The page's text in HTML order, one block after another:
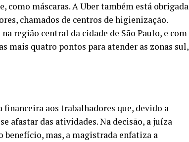
como máscaras. A Uber também está obrigada
chamados de centros de higienização.
região central da cidade de São Paulo, e com
mais quatro pontos para atender as zonas sul,
aos trabalhadores que, devido a
afastar das atividades. Na decisão, a juíza
benefício, mas, a magistrada enfatiza a